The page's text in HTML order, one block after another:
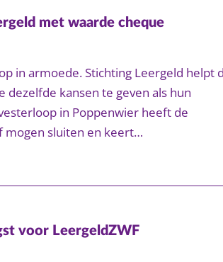
met waarde cheque
in armoede. Stichting Leergeld helpt
kansen te geven als hun
in Poppenwier heeft de
mogen sluiten en keert…
voor LeergeldZWF